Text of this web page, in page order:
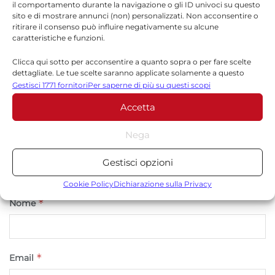
il comportamento durante la navigazione o gli ID univoci su questo
sito e di mostrare annunci (non) personalizzati. Non acconsentire o
ritirare il consenso può influire negativamente su alcune
caratteristiche e funzioni.
Clicca qui sotto per acconsentire a quanto sopra o per fare scelte
dettagliate. Le tue scelte saranno applicate solamente a questo
sito. È possibile modificare le impostazioni in qualsiasi momento,
compreso il ritiro del consenso, utilizzando i pulsanti della Cookie
Policy o cliccando sul pulsante di gestione del consenso nella parte
inferiore dello schermo.
Statistiche
Archiviare informazioni su dispositivo e/o accedervi, Misurare le
prestazioni degli annunci, Misurare le prestazioni dei contenuti,
combinazione di dati provenienti da fonti diverse.
Marketing
Archiviare informazioni su dispositivo e/o accedervi, Utilizzare
Gestisci 1771 fornitoriPer saperne di più su questi scopi
Accetta
Nega
Gestisci opzioni
Cookie PolicyDichiarazione sulla Privacy
Il tuo indirizzo email non sarà pubblicato. I campi
obbligatori sono contrassegnati*
Nome*
Email *